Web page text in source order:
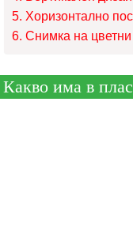
Хоризонтално
Снимка на цветни
Какво има в